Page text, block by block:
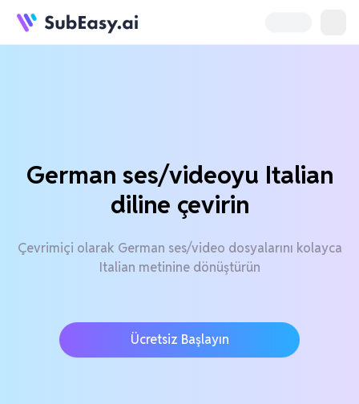
German ses/videoyu Italian
diline çevirin
Çevrimiçi olarak German ses/video dosyalarını kolayca
Italian metinine dönüştürün
Ücretsiz Başlayın